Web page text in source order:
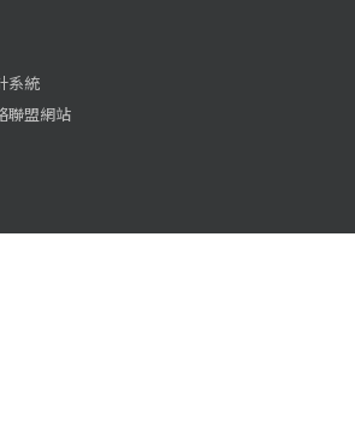
系統
聯盟網站